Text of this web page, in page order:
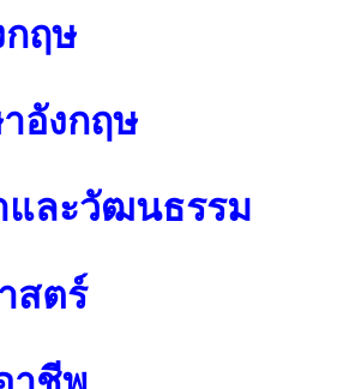
ฤษ
อังกฤษ
และวัฒนธรรม
สตร์